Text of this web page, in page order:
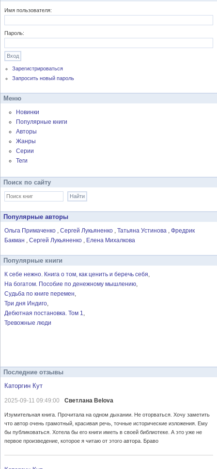
Имя пользователя:
Пароль:
Зарегистрироваться
Запросить новый пароль
Меню
Новинки
Популярные книги
Авторы
Жанры
Серии
Теги
Поиск по сайту
Популярные авторы
Ольга Примаченко Сергей Лукьяненко Татьяна Устинова
Фредрик
Бакман
Сергей Лукьяненко Елена Михалкова
Популярные книги
К себе нежно. Книга о том, как ценить и беречь себя
На богатом. Пособие по денежному мышлению
Судьба по книге перемен
Три дня Индиго
Дебютная постановка. Том 1
Тревожные люди
Последние отзывы
Каторгин Кут
2025-09-11 09:49:00 Светлана Belova
Изумительная книга. Прочитала на одном дыхании. Не оторваться. Хочу заметить
что автор очень грамотный, красивая речь, точные исторические изложения. Ему
бы публиковаться. Хотела бы его книги иметь в своей библиотеке. А это уже не
первое произведение, которое я читаю от этого автора. Браво